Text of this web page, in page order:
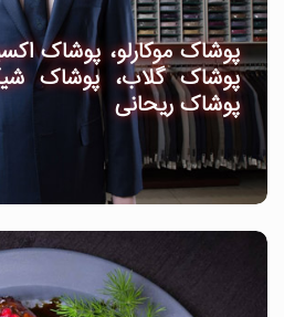
پوشاک موکارلو، پوشاک
پوشاک گلاب، پوشاک
پوشاک ریحانی